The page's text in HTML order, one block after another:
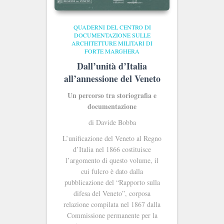
QUADERNI DEL CENTRO DI
DOCUMENTAZIONE SULLE
ARCHITETTURE MILITARI DI
FORTE MARGHERA
Dall’unità d’Italia
all’annessione del Veneto
Un percorso tra storiografia e
documentazione
di Davide Bobba
L’unificazione del Veneto al Regno
d’Italia nel 1866 costituisce
l’argomento di questo volume, il
cui fulcro è dato dalla
pubblicazione del “Rapporto sulla
difesa del Veneto”, corposa
relazione compilata nel 1867 dalla
Commissione permanente per la